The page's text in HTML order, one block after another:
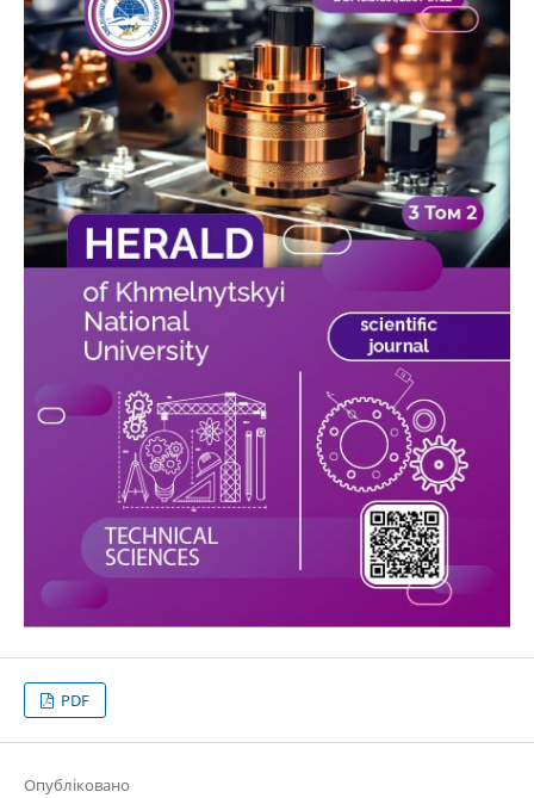
PDF
Опубліковано